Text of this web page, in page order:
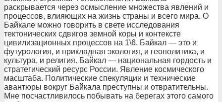
раскрывается через осмысление множества явлений и
процессов, влияющих на жизнь страны и всего мира. О
Байкале можно говорить в свете исследования
тектонических сдвигов земной коры и контексте
цивилизационных процессов на 1\6. Байкал — это и
футурология, и прикладная экология, и геополитика, и
культура, и религия. Байкал — национальная гордость и
стратегический ресурс России. Явление космического
масштаба. Политические спекуляции и технические
авантюры вокруг Байкала преступны и отвратительны.
Мне посчастливилось побывать на берегах этого самого